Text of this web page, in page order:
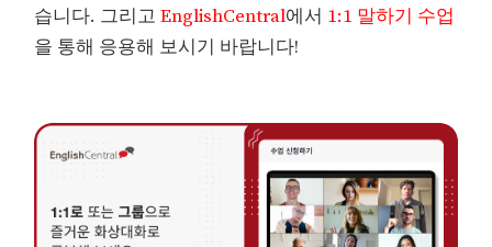
습니다. 그리고EnglishCentral에서 1:1 말하기 수업
을 통해 응용해 보시기 바랍니다!